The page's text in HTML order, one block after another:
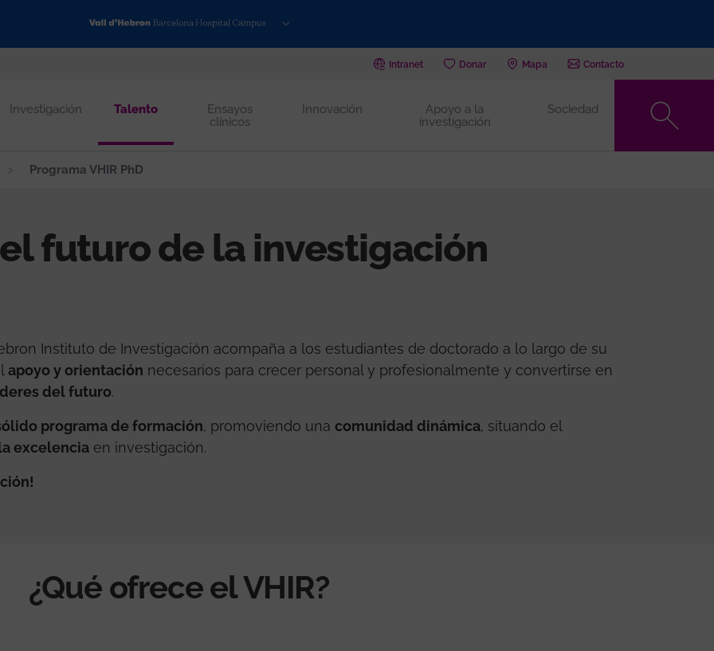
Intranet Donar Mapa Contacto
Investigación Talento
Ensayos
clínicos
Innovación
Apoyo a la
investigación
Sociedad
Programa VHIR PhD
futuro de la investigación
Instituto de Investigación acompaña a los estudiantes de doctorado a lo largo de su
apoyo y orientación necesarios para crecer personal y profesionalmente y convertirse en
del futuro.
programa de formación, promoviendo una comunidad dinámica, situando el
excelencia en investigación.
¿Qué ofrece el VHIR?